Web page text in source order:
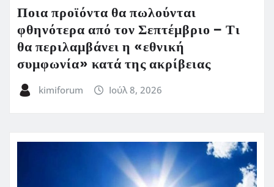
Ποια προϊόντα θα πωλούνται
φθηνότερα από τον Σεπτέμβριο – Τι
θα περιλαμβάνει η «εθνική
συμφωνία» κατά της ακρίβειας
kimiforum Ιούλ 8, 2026